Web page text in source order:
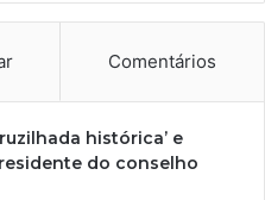
Comentários
histórica’ e
do conselho